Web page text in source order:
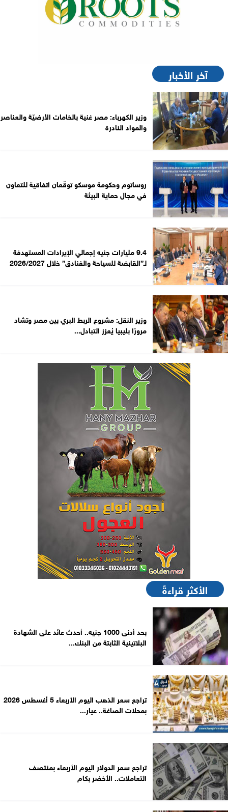
آخر الأخبار
وزير الكهرباء: مصر غنية بالخامات الأرضيّة والعناصر
والمواد النادرة
روساتوم وحكومة موسكو توقّعان اتفاقية للتعاون
في مجال حماية البيئة
9.4 مليارات جنيه إجمالي الإيرادات المستهدفة
لـ”القابضة للسياحة والفنادق” خلال 2026/2027
وزير النقل: مشروع الربط البري بين مصر وتشاد
مرورًا بليبيا يُعزز التبادل...
الأكثر قراءةً
بحد أدنى 1000 جنيه.. أحدث عائد على الشهادة
البلاتينية الثابتة من البنك...
تراجع سعر الذهب اليوم الأربعاء 5 أغسطس 2026
بمحلات الصاغة.. عيار...
تراجع سعر الدولار اليوم الأربعاء بمنتصف
التعاملات.. الأخضر بكام